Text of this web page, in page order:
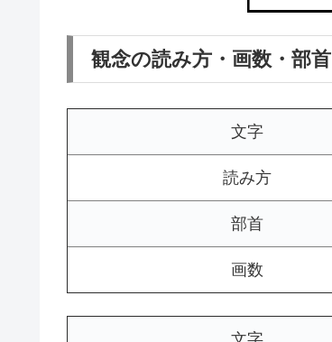
観念の読み方・画数・部首
文字
読み方
部首
画数